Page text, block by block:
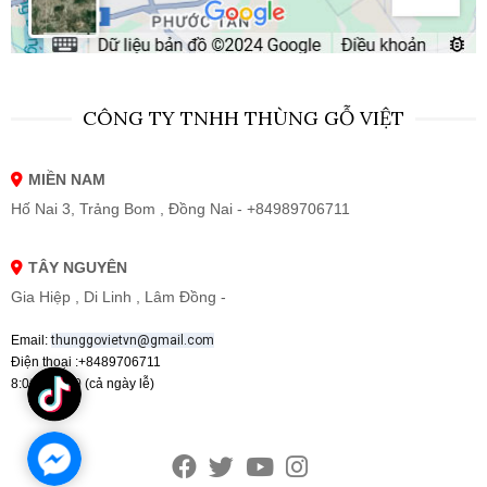
CÔNG TY TNHH THÙNG GỖ VIỆT
MIỀN NAM
Hố Nai 3, Trảng Bom , Đồng Nai - +84989706711
TÂY NGUYÊN
Gia Hiệp , Di Linh , Lâm Đồng -
Email:thunggovietvn@gmail.com
Điện thoại :+8489706711
8:00 - 19:00 (cả ngày lễ)